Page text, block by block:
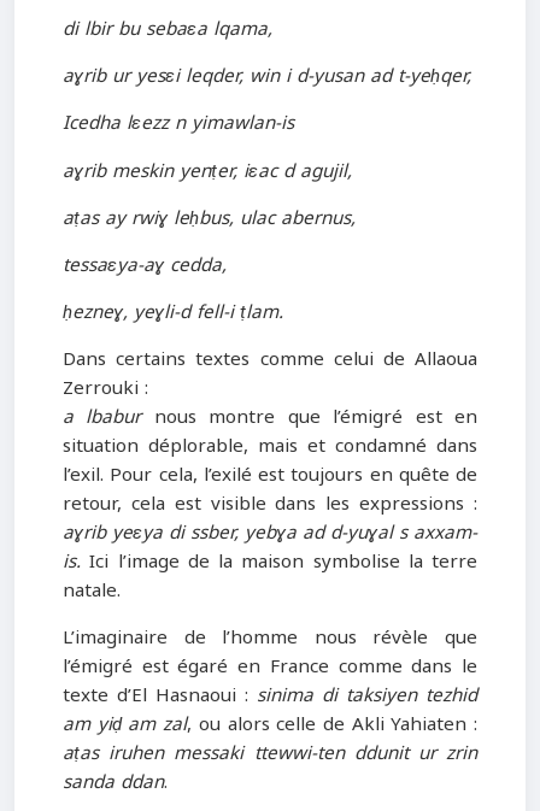
di lbir bu sebaɛa lqama,
aɣrib ur yesɛi leqder, win i d-yusan ad t-yeḥqer,
Icedha lɛezz n yimawlan-is
aɣrib meskin yenṭer, iɛac d agujil,
aṭas ay rwiɣ leḥbus, ulac abernus,
tessaɛya-aɣ cedda,
ḥezneɣ, yeɣli-d fell-i ṭlam.
Dans certains textes comme celui de Allaoua
Zerrouki :
a lbabur nous montre que l’émigré est en
situation déplorable, mais et condamné dans
l’exil. Pour cela, l’exilé est toujours en quête de
retour, cela est visible dans les expressions :
aɣrib yeɛya di ssber, yebɣa ad d-yuɣal s axxam-
is. Ici l’image de la maison symbolise la terre
natale.
L’imaginaire de l’homme nous révèle que
l’émigré est égaré en France comme dans le
texte d’El Hasnaoui : sinima di taksiyen tezhid
am yiḍ am zal, ou alors celle de Akli Yahiaten :
aṭas iruhen messaki ttewwi-ten ddunit ur zrin
sanda ddan.